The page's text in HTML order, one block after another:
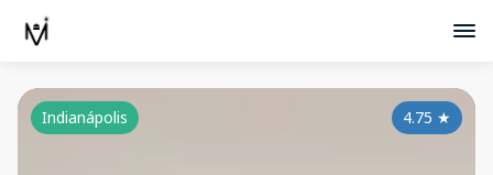
4.75 ★
Indianápolis